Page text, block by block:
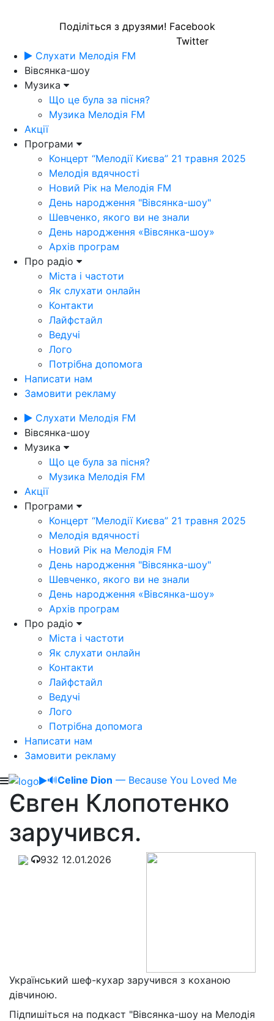
Поділіться з друзями! Facebook
Twitter
Слухати Мелодія FM
Вівсянка-шоу
Музика
Що це була за пісня?
Музика Мелодія FM
Акції
Програми
Концерт “Мелодії Києва” 21 травня 2025
Мелодія вдячності
Новий Рік на Мелодія FM
День народження "Вівсянка-шоу"
Шевченко, якого ви не знали
День народження «Вівсянка-шоу»
Архів програм
Про радіо
Міста і частоти
Як слухати онлайн
Контакти
Лайфстайл
Ведучі
Лого
Потрібна допомога
Написати нам
Замовити рекламу
Слухати Мелодія FM
Вівсянка-шоу
Музика
Що це була за пісня?
Музика Мелодія FM
Акції
Програми
Концерт “Мелодії Києва” 21 травня 2025
Мелодія вдячності
Новий Рік на Мелодія FM
День народження "Вівсянка-шоу"
Шевченко, якого ви не знали
День народження «Вівсянка-шоу»
Архів програм
Про радіо
Міста і частоти
Як слухати онлайн
Контакти
Лайфстайл
Ведучі
Лого
Потрібна допомога
Написати нам
Замовити рекламу
🔊Celine Dion — Because You Loved Me
Євген Клопотенко
заручився.
932 12.01.2026
Український шеф-кухар заручився з коханою
дівчиною.
Підпишіться на подкаст "Вівсянка-шоу на Мелодія